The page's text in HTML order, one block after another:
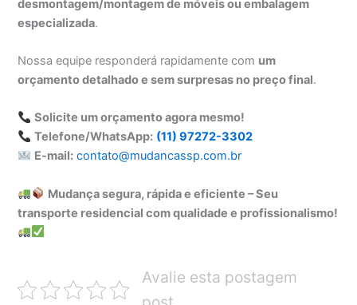
desmontagem/montagem de móveis ou embalagem
especializada.
Nossa equipe responderá rapidamente com um
orçamento detalhado e sem surpresas no preço final.
Solicite um orçamento agora mesmo!
Telefone/WhatsApp: (11) 97272-3302
E-mail: contato@mudancassp.com.br
Mudança segura, rápida e eficiente – Seu
transporte residencial com qualidade e profissionalismo!
Avalie esta postagem